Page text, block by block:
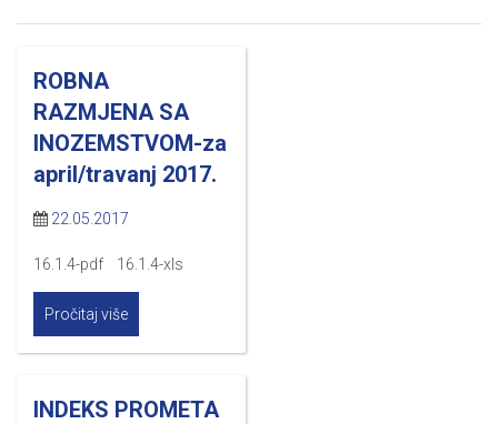
ROBNA
RAZMJENA SA
INOZEMSTVOM-za
april/travanj 2017.
22.05.2017
16.1.4-pdf 16.1.4-xls
Pročitaj više
INDEKS PROMETA